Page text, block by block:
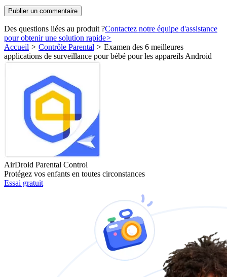
Des questions liées au produit ?Contactez notre équipe d'assistance
pour obtenir une solution rapide>
Accueil > Contrôle Parental > Examen des 6 meilleures
applications de surveillance pour bébé pour les appareils Android
AirDroid Parental Control
Protégez vos enfants en toutes circonstances
Essai gratuit